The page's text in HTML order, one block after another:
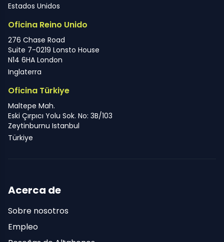
Estados Unidos
Oficina Reino Unido
276 Chase Road
Suite 7-0219 Lonsto House
N14 6HA London
Inglaterra
Oficina Türkiye
Maltepe Mah.
Eski Çırpıcı Yolu Sok. No: 3B/103
Zeytinburnu Istanbul
Türkiye
Acerca de
Sobre nosotros
Empleo